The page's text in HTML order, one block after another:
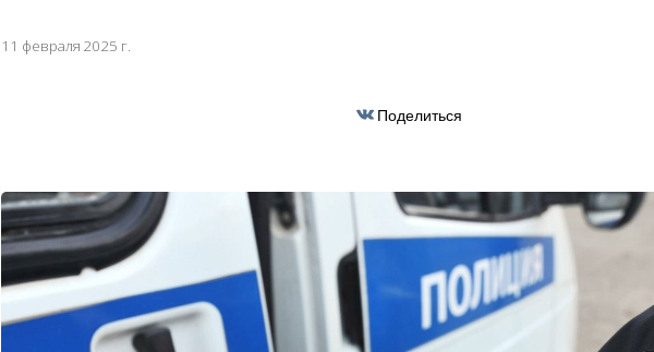
11 февраля 2025 г.
Поделиться